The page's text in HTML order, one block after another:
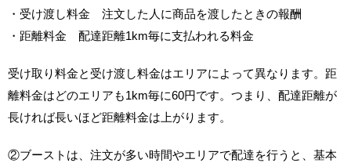
・受け渡し料金 注文した人に商品を渡したときの報酬
・距離料金 配達距離1km毎に支払われる料金
受け取り料金と受け渡し料金はエリアによって異なります。距
離料金はどのエリアも1km毎に60円です。つまり、配達距離が
長ければ長いほど距離料金は上がります。
②ブーストは、注文が多い時間やエリアで配達を行うと、基本